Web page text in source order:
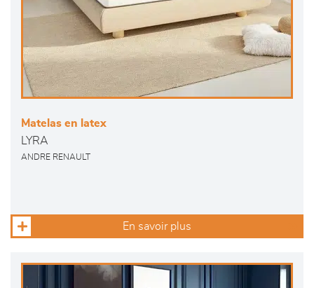
Matelas en latex
LYRA
ANDRE RENAULT
En savoir plus